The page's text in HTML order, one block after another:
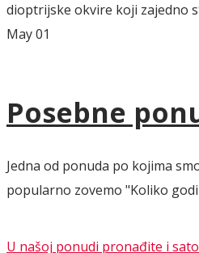
dioptrijske okvire koji zajedno
May01
Posebne
Jedna od ponuda po kojima
popularno zovemo "Koliko
U našoj ponudi pronađite i